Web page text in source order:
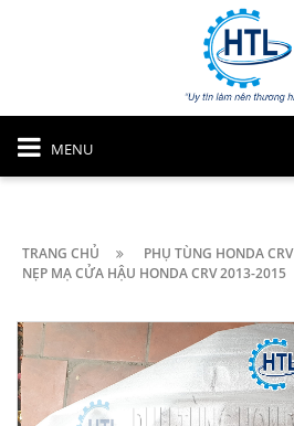
MENU
TRANG CHỦ
PHỤ TÙNG HONDA CRV
NẸP MẠ CỬA HẬU HONDA CRV 2013-2015